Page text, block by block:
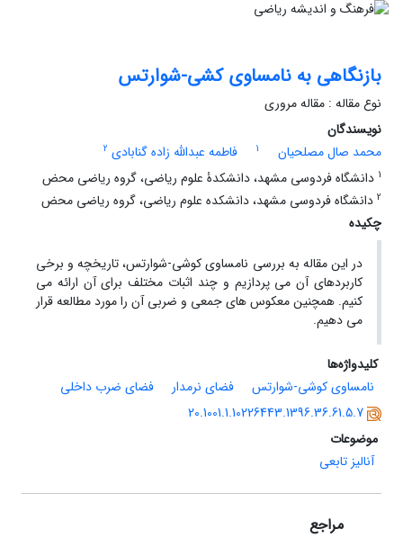
بازنگاهی به نامساوی کشی-شوارتس
نوع مقاله : مقاله مروری
نویسندگان
محمد صال مصلحیان
1 فاطمه عبدالله زاده گنابادی 2
1 دانشگاه فردوسی مشهد، دانشکدۀ علوم ریاضی، گروه ریاضی محض
2 دانشگاه فردوسی مشهد، دانشکده علوم ریاضی، گروه ریاضی محض
چکیده
در این مقاله به بررسی نامساوی کوشی-شوارتس، تاریخچه و برخی
کاربردهای آن می پردازیم و چند اثبات مختلف برای آن ارائه می
کنیم. همچنین معکوس های جمعی و ضربی آن را مورد مطالعه قرار
می دهیم.
کلیدواژه‌ها
نامساوی کوشی-شوارتس
فضای نرمدار
فضای ضرب داخلی
20.1001.1.10226443.1396.36.61.5.7
موضوعات
آنالیز تابعی
مراجع